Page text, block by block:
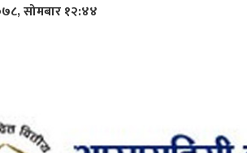
सोमबार १२:४४